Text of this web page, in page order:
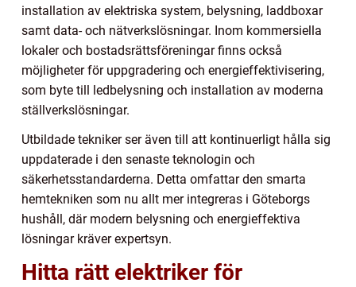
installation av elektriska system, belysning, laddboxar
samt data- och nätverkslösningar. Inom kommersiella
lokaler och bostadsrättsföreningar finns också
möjligheter för uppgradering och energieffektivisering,
som byte till ledbelysning och installation av moderna
ställverkslösningar.
Utbildade tekniker ser även till att kontinuerligt hålla sig
uppdaterade i den senaste teknologin och
säkerhetsstandarderna. Detta omfattar den smarta
hemtekniken som nu allt mer integreras i Göteborgs
hushåll, där modern belysning och energieffektiva
lösningar kräver expertsyn.
Hitta rätt elektriker för